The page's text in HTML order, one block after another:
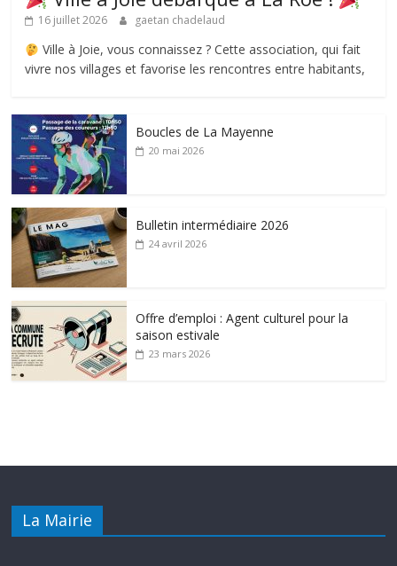
16 juillet 2026 gaetan chadelaud
Ville à Joie, vous connaissez ? Cette association, qui fait
vivre nos villages et favorise les rencontres entre habitants,
Boucles de La Mayenne
20 mai 2026
Bulletin intermédiaire 2026
24 avril 2026
Offre d’emploi : Agent culturel pour la
saison estivale
23 mars 2026
La Mairie